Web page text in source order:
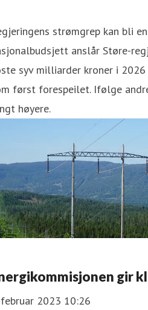
strømgrep kan bli
anslår Støre-
syv milliarder kroner i
først forespeilet. Ifølge
høyere.
gir
2023 10:26